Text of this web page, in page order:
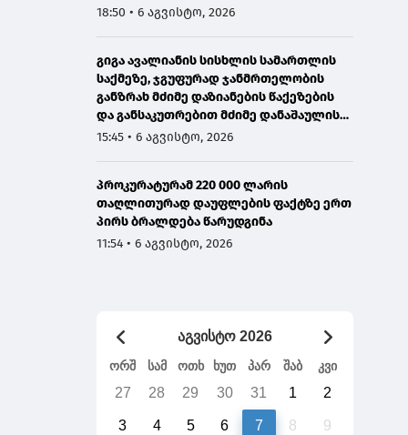
18:50 • 6 აგვისტო, 2026
გიგა ავალიანის სისხლის სამართლის
საქმეზე, ჯგუფურად ჯანმრთელობის
განზრახ მძიმე დაზიანების წაქეზების
და განსაკუთრებით მძიმე დანაშაულის
შეუტყობინებლობის ფაქტებზე ორ პირს
15:45 • 6 აგვისტო, 2026
პროკურატურამ 220 000 ლარის
თაღლითურად დაუფლების ფაქტზე ერთ
პირს ბრალდება წარუდგინა
11:54 • 6 აგვისტო, 2026
აგვისტო 2026
ორშ სამ ოთხ ხუთ პარ შაბ კვი
27 28 29 30 31 1 2
3 4 5 6 7 8 9